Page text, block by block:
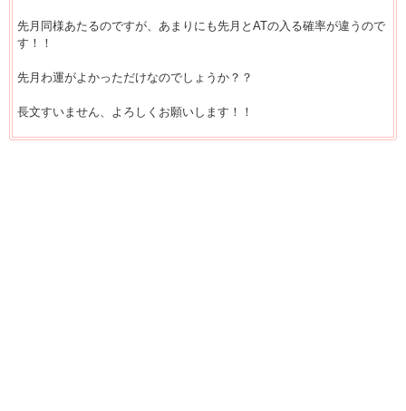
先月同様あたるのですが、あまりにも先月とATの入る確率が違うので
す！！
先月わ運がよかっただけなのでしょうか？？
長文すいません、よろしくお願いします！！